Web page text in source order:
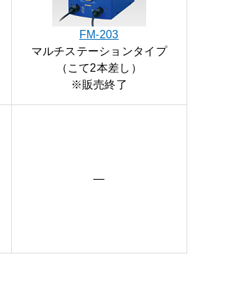
FM-203
マルチステーションタイプ
（こて2本差し）
※販売終了
—